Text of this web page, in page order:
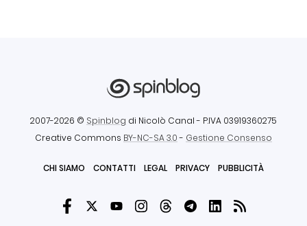
2007-2026 © Spinblog di Nicolò Canal - P.IVA 03919360275
Creative Commons BY-NC-SA 3.0- Gestione Consenso
CHI SIAMO CONTATTI LEGAL PRIVACY PUBBLICITÀ